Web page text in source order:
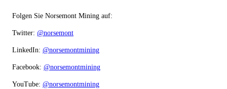
Folgen Sie Norsemont Mining auf:
Twitter: @norsemont
LinkedIn: @norsemontmining
Facebook: @norsemontmining
YouTube: @norsemontmining